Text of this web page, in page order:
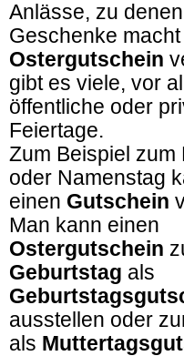
Anlässe, zu
Geschenke
Ostergutschein
gibt es viele, vor
öffentliche oder
Feiertage.
Zum Beispiel zum
oder Namenstag
einen Gutschein
Man kann einen
Ostergutschein
Geburtstag als
ausstellen oder
als